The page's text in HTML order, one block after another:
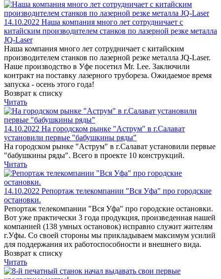
14.10.2022 Наша компания много лет сотрудничает с
китайским производителем станков по лазерной резке металла
JQ-Laser
Наша компания много лет сотрудничает с китайским
производителем станков по лазерной резке металла JQ-Laser.
Наше производство в Уфе посетил Mr. Lee. Заключили
контракт на поставку лазерного трубореза. Ожидаемое время
запуска - осень этого года!
Возврат к списку
Читать
14.10.2022 На городском рынке "Аструм" в г.Салават
установили первые "бабушкины ряды"
На городском рынке "Аструм" в г.Салават установили первые
"бабушкины ряды". Всего в проекте 10 конструкций.
Читать
14.10.2022 Репортаж телекомпании "Вся Уфа" про городские
остановки.
Репортаж телекомпании "Вся Уфа" про городские остановки.
Вот уже практически 3 года продукция, произведенная нашей
компанией (138 умных остановок) исправно служит жителям
г.Уфы. Со своей стороны мы прикладываем максимум усилий
для поддержания их работоспособности и внешнего вида.
Возврат к списку
Читать